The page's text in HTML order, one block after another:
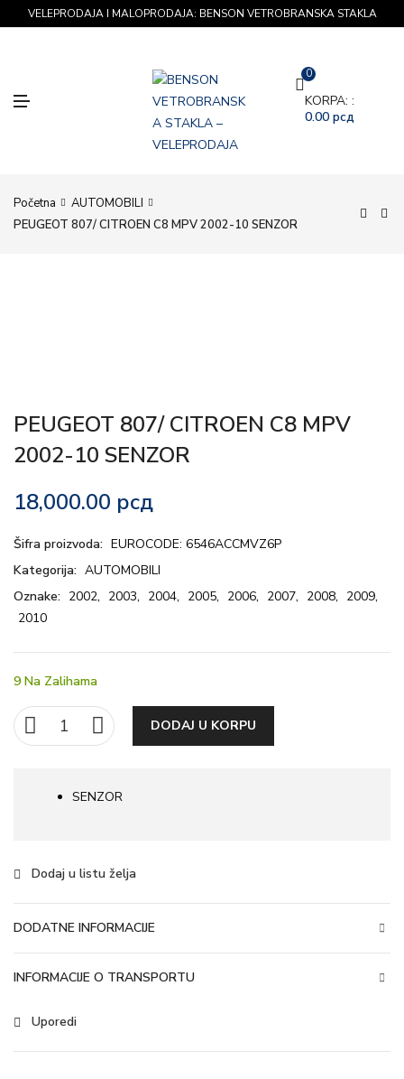
VELEPRODAJA I MALOPRODAJA: BENSON VETROBRANSKA STAKLA
0
KORPA: :
0.00 рсд
Početna
AUTOMOBILI
PEUGEOT 807/ CITROEN C8 MPV 2002-10 SENZOR
PEUGEOT 807/ CITROEN C8 MPV
2002-10 SENZOR
18,000.00 рсд
Šifra proizvoda: EUROCODE: 6546ACCMVZ6P
Kategorija: AUTOMOBILI
Oznake: 2002, 2003, 2004, 2005, 2006, 2007, 2008, 2009,
2010
9 Na Zalihama
DODAJ U KORPU
SENZOR
Dodaj u listu želja
DODATNE INFORMACIJE
INFORMACIJE O TRANSPORTU
Uporedi